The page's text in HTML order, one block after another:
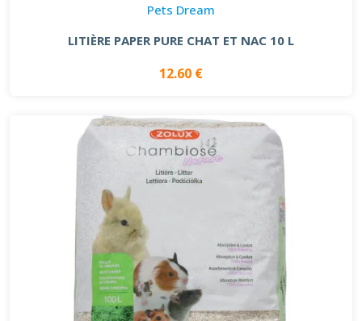
Pets Dream
LITIÈRE PAPER PURE CHAT ET NAC 10 L
12.60 €